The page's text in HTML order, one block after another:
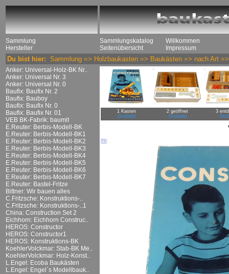
Sammlung
Hersteller
Sammlungskatalog
Seitenübersicht
Willkommen
Impressum
Du bist hier: Sammlung => Holzbaukasten => Baukästen => nach Art
Anker: Universal-Holz-BK Nr..
Anker: Universal Nr. 3
Anker: Universal Nr. 0
Baufix: Baufix Nr. 2
Baufix: Bauboy
Baufix: Baufix Nr. 0
Baufix: Baufix Nr. 01
VEB BK-Fabrik: baumit
E.Reuter: Berbis-Modell-BK
E.Reuter: Berbis-Modell-BK1
E.Reuter: Berbis-Modell-BK2
E.Reuter: Berbis-Modell-BK3
E.Reuter: Berbis-Modell-BK4
E.Reuter: Berbis-Modell-BK5
E.Reuter: Berbis-Modell-BK6
E.Reuter: Berbis-Modell-BK7
E.Reuter: Bastel-Fritze
Bittner: Wir bauen alles
C.Fritzsche: Konstruktions-..
C.Fritzsche: Konstruktions-..1
China: Construction Set 2
Eichhorn: Eichhorn Construc..
HEROS: Constructor
HEROS: Constructor1
HEROS: Konstruktions-BK
KoehlerVolckmar: Stab-BK Me..
KoehlerVolckmar: Holz-Konst..
L.Engel: Ecoba Baukästen
L.Engel: Engel`s Modellbauk..
1 Kasten
Großbild
2 geöffnet
Großbild
3